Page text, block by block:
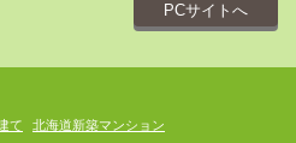
PCサイトへ
て
北海道新築マンション